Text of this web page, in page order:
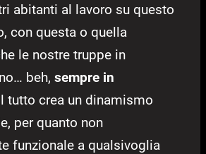
abitanti al lavoro su questo
con questa o quella
le nostre truppe in
beh, sempre in
tutto crea un dinamismo
per quanto non
funzionale a qualsivoglia